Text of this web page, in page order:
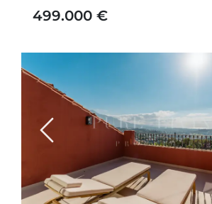
vues sur les montagnes et d'un...
499.000 €
Previous